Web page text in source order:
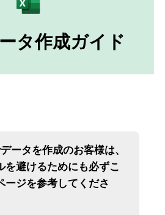
タ作成ガイド
ータを作成のお客様は、
を避けるためにも必ずこ
ージを参考してくださ